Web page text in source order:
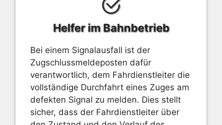
Helfer im Bahnbetrieb
Bei einem Signalausfall ist der
Zugschlussmeldeposten dafür
verantwortlich, dem Fahrdienstleiter die
vollständige Durchfahrt eines Zuges am
defekten Signal zu melden. Dies stellt
sicher, dass der Fahrdienstleiter über